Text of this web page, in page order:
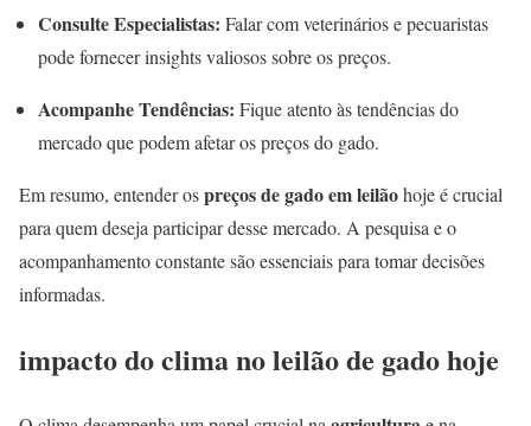
Consulte Especialistas: Falar com veterinários e pecuaristas
pode fornecer insights valiosos sobre os preços.
Acompanhe Tendências: Fique atento às tendências do
mercado que podem afetar os preços do gado.
Em resumo, entender ospreços de gado em leilãohoje é crucial
para quem deseja participar desse mercado. A pesquisa e o
acompanhamento constante são essenciais para tomar decisões
informadas.
impacto do clima no leilão de gado hoje